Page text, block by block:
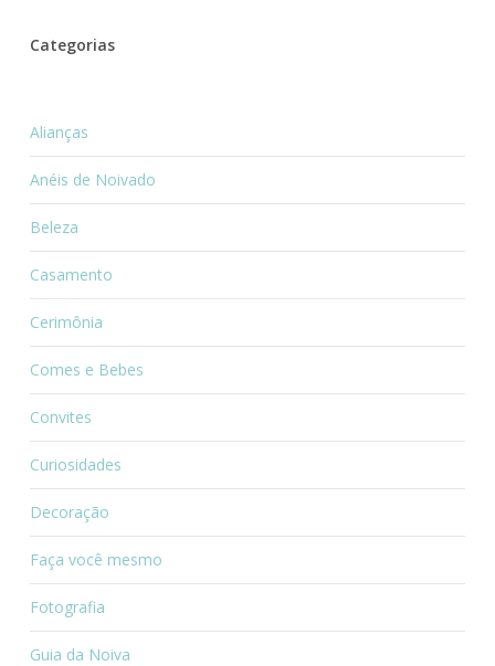
Categorias
Alianças
Anéis de Noivado
Beleza
Casamento
Cerimônia
Comes e Bebes
Convites
Curiosidades
Decoração
Faça você mesmo
Fotografia
Guia da Noiva